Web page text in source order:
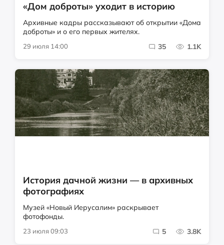
«Дом доброты» уходит в историю
Архивные кадры рассказывают об открытии «Дома
доброты» и о его первых жителях.
29 июля 14:00 35 1.1K
История дачной жизни — в архивных
фотографиях
Музей «Новый Иерусалим» раскрывает
фотофонды.
23 июля 09:03 5 3.8K